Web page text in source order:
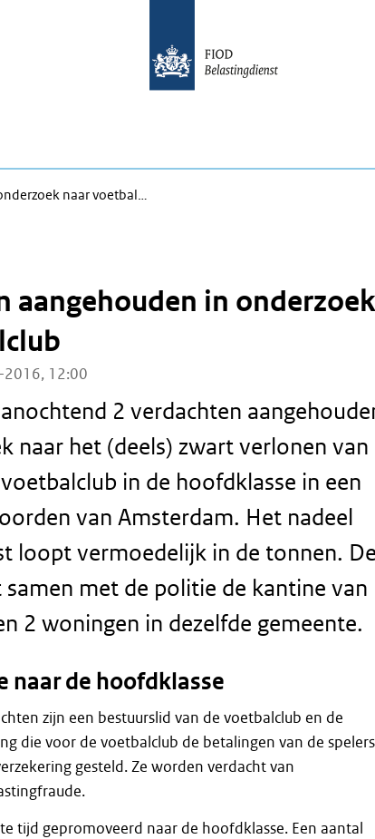
naar voetbal…
aangehouden in onderzoek
12:00
2 verdachten
naar het (deels) zwart verlonen van
in de hoofdklasse in een
van Amsterdam. Het nadeel
loopt vermoedelijk in de tonnen.
met de politie de kantine van
2 woningen in dezelfde gemeente.
naar de hoofdklasse
zijn een bestuurslid van de voetbalclub en de
die voor de voetbalclub de betalingen van de spelers
gesteld. Ze worden verdacht van
tijd gepromoveerd naar de hoofdklasse. Een aantal